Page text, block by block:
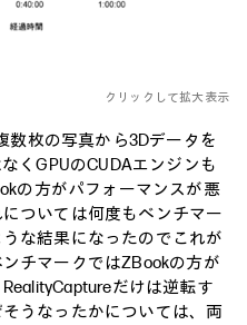
クリックして拡大表示
数枚の写真から3Dデータを
くGPUのCUDAエンジンも
の方がパフォーマンスが悪
ついては何度もベンチマー
な結果になったのでこれが
チマークではZBookの方が
だけは逆転す
うなったかについては、両